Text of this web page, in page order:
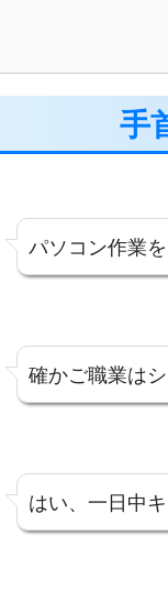
手
パソコン作業
確かご職業は
はい、一日中